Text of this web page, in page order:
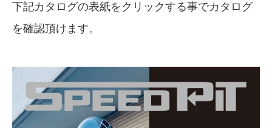
下記カタログの表紙をクリックする事でカタログ
を確認頂けます。